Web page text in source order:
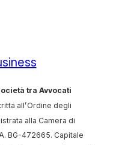
tra Avvocati
all’Ordine degli
alla Camera di
BG-472665. Capitale